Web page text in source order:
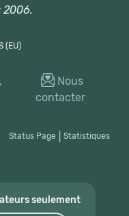
2006.
(EU)
Nous
contacter
Status Page Statistiques
seulement